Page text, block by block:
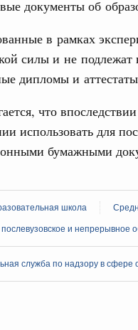
документы об
в рамках
силы и не подлежат
дипломы и
что
использовать для
бумажными
школа
и непрерывное
служба по надзору в сфере
5 августа, среда
занятости
по
посвящённой
Национальный
объём
№2067-р
31 июля, пятница
поддержка
регионам